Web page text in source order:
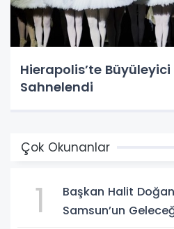
Hierapolis’te Büyüleyici
Sahnelendi
Çok Okunanlar
1
Başkan Halit
Samsun’un